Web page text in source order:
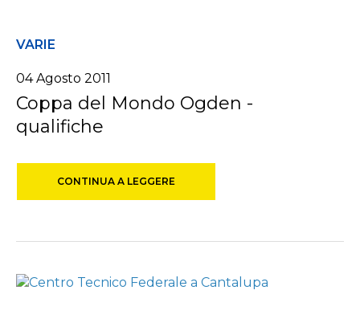
VARIE
04 Agosto 2011
Coppa del Mondo Ogden -
qualifiche
CONTINUA A LEGGERE